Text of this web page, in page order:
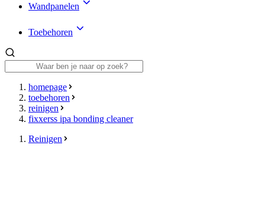
Wandpanelen
Toebehoren
homepage
toebehoren
reinigen
fixxerss ipa bonding cleaner
Reinigen